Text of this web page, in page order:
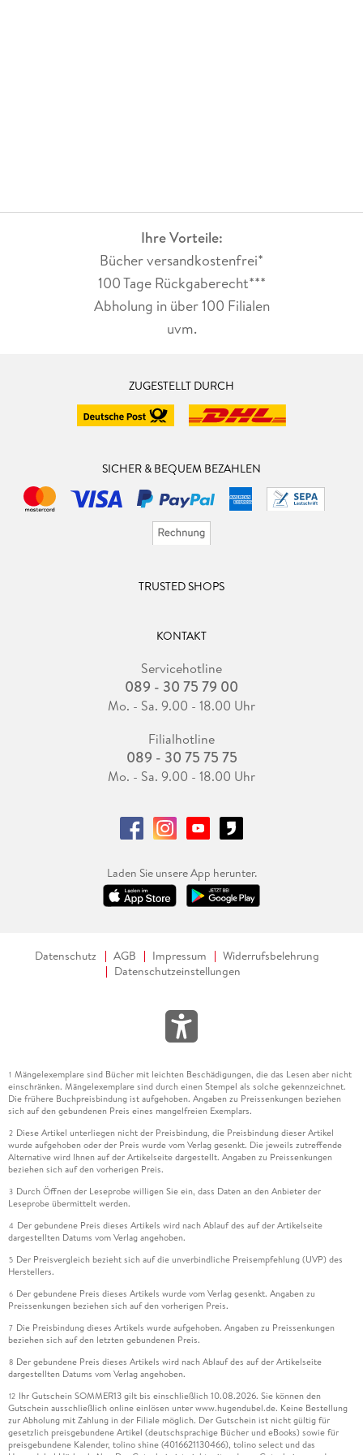
Ihre Vorteile:
Bücher versandkostenfrei*
100 Tage Rückgaberecht***
Abholung in über 100 Filialen
uvm.
ZUGESTELLT DURCH
SICHER & BEQUEM BEZAHLEN
TRUSTED SHOPS
KONTAKT
Servicehotline
089 - 30 75 79 00
Mo. - Sa. 9.00 - 18.00 Uhr
Filialhotline
089 - 30 75 75 75
Mo. - Sa. 9.00 - 18.00 Uhr
Laden Sie unsere App herunter.
Datenschutz AGB Impressum
Widerrufsbelehrung
Datenschutzeinstellungen
1 Mängelexemplare sind Bücher mit leichten Beschädigungen, die das Lesen aber nicht
einschränken. Mängelexemplare sind durch einen Stempel als solche gekennzeichnet.
Die frühere Buchpreisbindung ist aufgehoben. Angaben zu Preissenkungen beziehen
sich auf den gebundenen Preis eines mangelfreien Exemplars.
2 Diese Artikel unterliegen nicht der Preisbindung, die Preisbindung dieser Artikel
wurde aufgehoben oder der Preis wurde vom Verlag gesenkt. Die jeweils zutreffende
Alternative wird Ihnen auf der Artikelseite dargestellt. Angaben zu Preissenkungen
beziehen sich auf den vorherigen Preis.
3 Durch Öffnen der Leseprobe willigen Sie ein, dass Daten an den Anbieter der
Leseprobe übermittelt werden.
4 Der gebundene Preis dieses Artikels wird nach Ablauf des auf der Artikelseite
dargestellten Datums vom Verlag angehoben.
5 Der Preisvergleich bezieht sich auf die unverbindliche Preisempfehlung (UVP) des
Herstellers.
6 Der gebundene Preis dieses Artikels wurde vom Verlag gesenkt. Angaben zu
Preissenkungen beziehen sich auf den vorherigen Preis.
7 Die Preisbindung dieses Artikels wurde aufgehoben. Angaben zu Preissenkungen
beziehen sich auf den letzten gebundenen Preis.
8 Der gebundene Preis dieses Artikels wird nach Ablauf des auf der Artikelseite
dargestellten Datums vom Verlag angehoben.
12 Ihr Gutschein SOMMER13 gilt bis einschließlich 10.08.2026. Sie können den
Gutschein ausschließlich online einlösen unter www.hugendubel.de. Keine Bestellung
zur Abholung mit Zahlung in der Filiale möglich. Der Gutschein ist nicht gültig für
gesetzlich preisgebundene Artikel (deutschsprachige Bücher und eBooks) sowie für
preisgebundene Kalender, tolino shine (4016621130466), tolino select und das